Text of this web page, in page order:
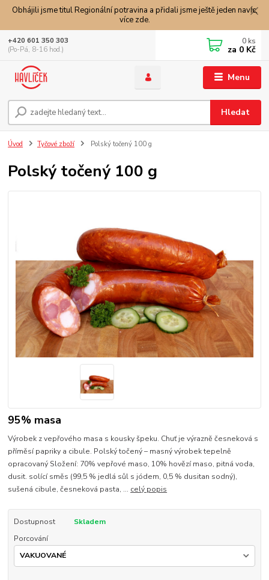
Obhájili jsme titul Regionální potravina a přidali jsme ještě jeden navíc,
více zde.
Menu
Hledat
+420 601 350 303
(Po-Pá, 8-16 hod.)
0 ks
za 0 Kč
Úvod Tyčové zboží Polský točený 100 g
Polský točený 100 g
95% masa
Výrobek z vepřového masa s kousky špeku. Chuť je výrazně česneková s
příměsí papriky a cibule. Polský točený – masný výrobek tepelně
opracovaný Složení: 70% vepřové maso, 10% hovězí maso, pitná voda,
dusit. solící směs (99,5 % jedlá sůl s jódem, 0,5 % dusitan sodný),
sušená cibule, česneková pasta, ... celý popis
Dostupnost
Skladem
Porcování